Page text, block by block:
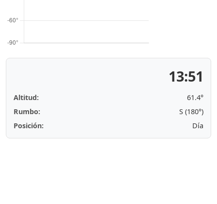
13:51
Altitud:
61.4°
Rumbo:
S (180°)
Posición:
Día